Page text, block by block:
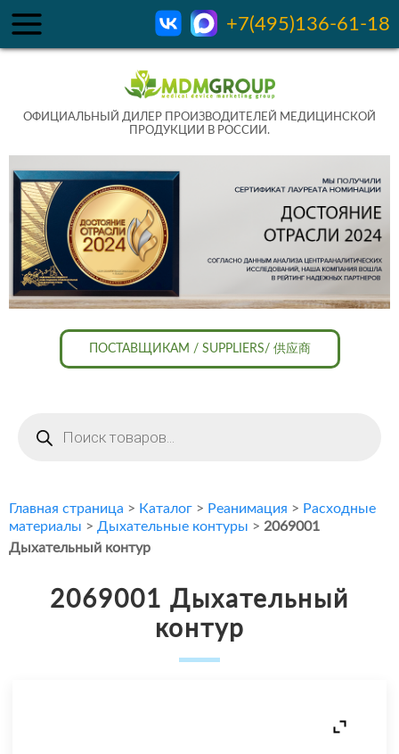
+7(495)136-61-18
ОФИЦИАЛЬНЫЙ ДИЛЕР ПРОИЗВОДИТЕЛЕЙ МЕДИЦИНСКОЙ
ПРОДУКЦИИ В РОССИИ.
ПОСТАВЩИКАМ / SUPPLIERS/ 供应商
товаров
Главная страница > Каталог > Реанимация > Расходные
материалы > Дыхательные контуры > 2069001
Дыхательный контур
2069001 Дыхательный
контур